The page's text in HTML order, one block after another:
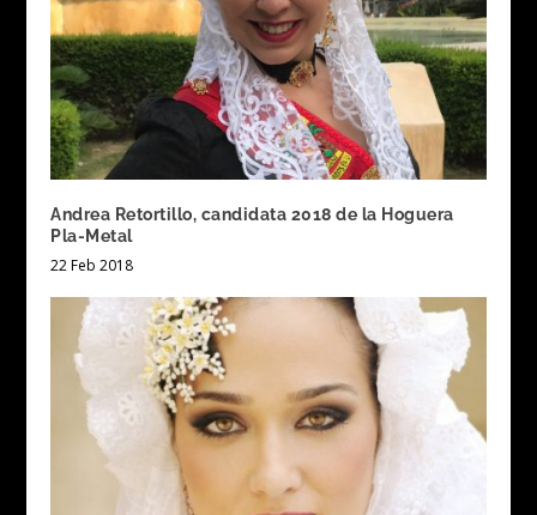
Andrea Retortillo, candidata 2018 de la Hoguera
Pla-Metal
22 Feb 2018